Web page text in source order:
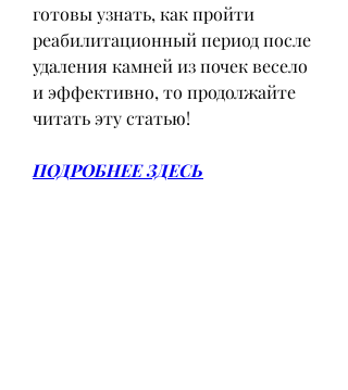
готовы узнать, как пройти
реабилитационный период после
удаления камней из почек весело
и эффективно, то продолжайте
читать эту статью!
ПОДРОБНЕЕ ЗДЕСЬ